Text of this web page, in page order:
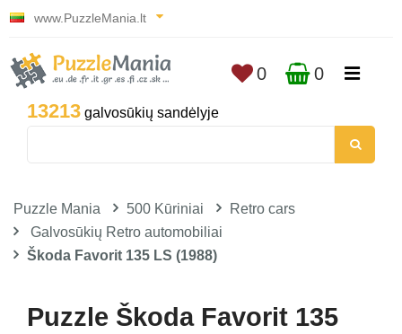
www.PuzzleMania.lt
13213 galvosūkių sandėlyje
0 0
Puzzle Mania 500 Kūriniai
Retro cars
Galvosūkių Retro automobiliai
Škoda Favorit 135 LS (1988)
Puzzle Škoda Favorit 135